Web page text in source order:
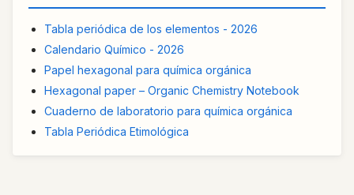
Tabla periódica de los elementos - 2026
Calendario Químico - 2026
Papel hexagonal para química orgánica
Hexagonal paper – Organic Chemistry Notebook
Cuaderno de laboratorio para química orgánica
Tabla Periódica Etimológica